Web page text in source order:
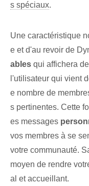
s spéciaux.
Une caractéristique
e et d'au revoir de
ables qui affichera
l'utilisateur qui vient
e nombre de
s pertinentes. Cette
es messages
vos membres à se
votre communauté.
moyen de rendre⁢
al et accueillant.